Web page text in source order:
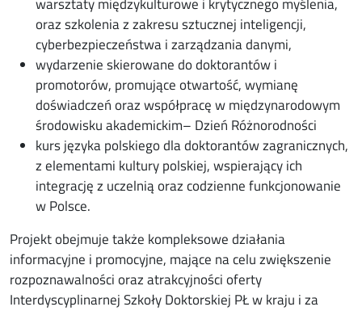
oraz szkolenia z zakresu sztucznej inteligencji,
cyberbezpieczeństwa i zarządzania danymi,
wydarzenie skierowane do doktorantów i
promotorów, promujące otwartość, wymianę
doświadczeń oraz współpracę w międzynarodowym
środowisku akademickim– Dzień Różnorodności
kurs języka polskiego dla doktorantów zagranicznych,
z elementami kultury polskiej, wspierający ich
integrację z uczelnią oraz codzienne funkcjonowanie
w Polsce.
Projekt obejmuje także kompleksowe działania
informacyjne i promocyjne, mające na celu zwiększenie
rozpoznawalności oraz atrakcyjności oferty
Interdyscyplinarnej Szkoły Doktorskiej PŁ w kraju i za